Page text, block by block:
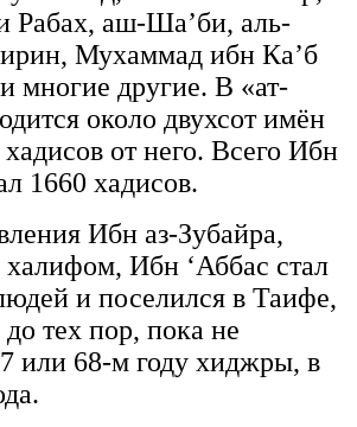
Рабах, аш-Ша’би, аль-
Мухаммад ибн Ка’б
многие другие. В «ат-
около двухсот имён
хадисов от него. Всего Ибн
1660 хадисов.
Ибн аз-Зубайра,
халифом, Ибн ‘Аббас стал
и поселился в Таифе,
до тех пор, пока не
или 68-м году хиджры, в